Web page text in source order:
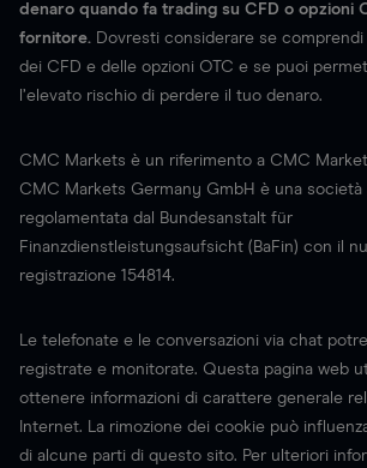
denaro quando fa trading su CFD o opzioni
fornitore. Dovresti considerare se
dei CFD e delle opzioni OTC e se puoi
l’elevato rischio di perdere il tuo denaro.
CMC Markets è un riferimento a CMC
CMC Markets Germany GmbH è una società
regolamentata dal Bundesanstalt für
Finanzdienstleistungsaufsicht (BaFin) con il
registrazione 154814.
Le telefonate e le conversazioni via chat
registrate e monitorate. Questa pagina web
ottenere informazioni di carattere generale
Internet. La rimozione dei cookie può
di alcune parti di questo sito. Per ulteriori